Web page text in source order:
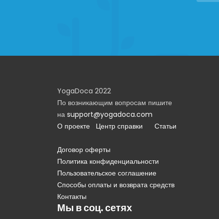
YogaDoca 2022
По возникающим вопросам пишите
на support@yogadoca.com
О проекте
Центр справки Статьи
Договор оферты
Политика конфиденциальности
Пользовательское соглашение
Способы оплаты и возврата средств
Контакты
Мы в соц. сетях